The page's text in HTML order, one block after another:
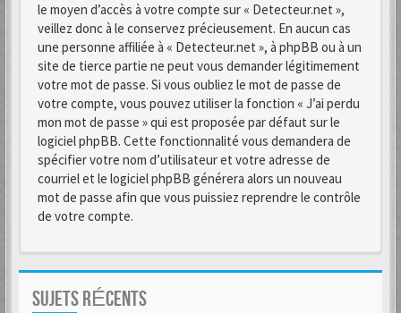
le moyen d’accès à votre compte sur « Detecteur.net »,
veillez donc à le conservez précieusement. En aucun cas
une personne affiliée à « Detecteur.net », à phpBB ou à un
site de tierce partie ne peut vous demander légitimement
votre mot de passe. Si vous oubliez le mot de passe de
votre compte, vous pouvez utiliser la fonction « J’ai perdu
mon mot de passe » qui est proposée par défaut sur le
logiciel phpBB. Cette fonctionnalité vous demandera de
spécifier votre nom d’utilisateur et votre adresse de
courriel et le logiciel phpBB générera alors un nouveau
mot de passe afin que vous puissiez reprendre le contrôle
de votre compte.
SUJETS RÉCENTS